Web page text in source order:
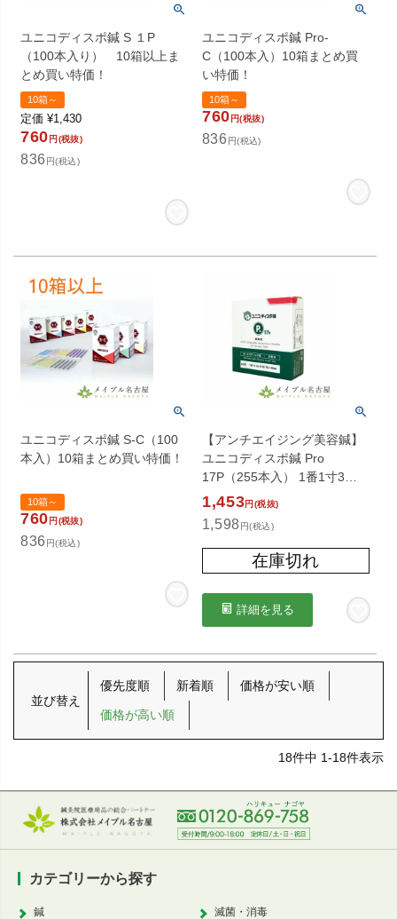
ユニコディスポ鍼 S １P
（100本入り） 10箱以上ま
とめ買い特価！
10箱～
定価 ¥1,430
760 円(税抜)
836 円(税込)
ユニコディスポ鍼 Pro-
C（100本入）10箱まとめ買
い特価！
10箱～
760 円(税抜)
836 円(税込)
ユニコディスポ鍼 S-C（100
本入）10箱まとめ買い特価！
10箱～
760 円(税抜)
836 円(税込)
【アンチエイジング美容鍼】
ユニコディスポ鍼 Pro
17P（255本入） 1番1寸3分
（0.16×39mm）
1,453円(税抜)
1,598 円(税込)
在庫切れ
詳細を見る
並び替え
優先度順 新着順 価格が安い順
価格が高い順
18件中 1-18件表示
カテゴリーから探す
鍼
滅菌・消毒